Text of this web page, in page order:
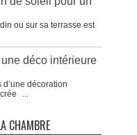
ou sur sa terrasse est
déco intérieure
d’une décoration
...
CHAMBRE